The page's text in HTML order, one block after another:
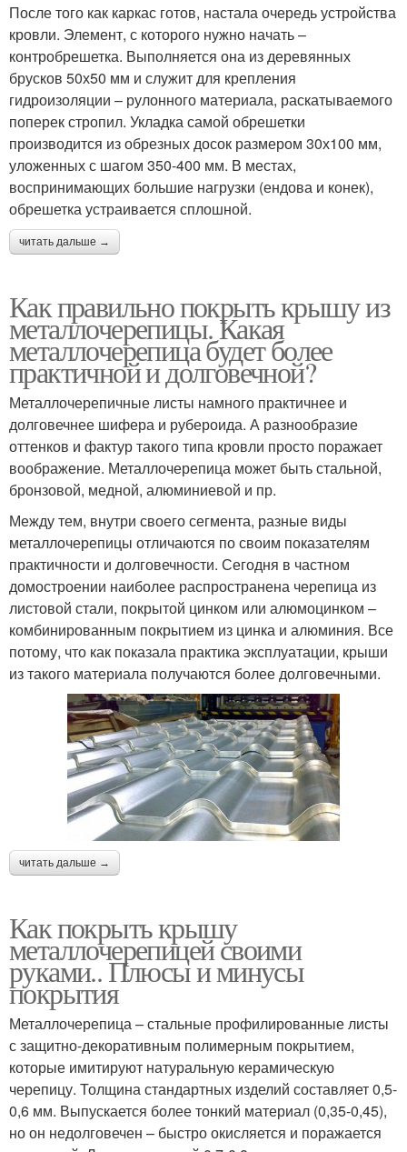
После того как каркас готов, настала очередь устройства
кровли. Элемент, с которого нужно начать –
контробрешетка. Выполняется она из деревянных
брусков 50х50 мм и служит для крепления
гидроизоляции – рулонного материала, раскатываемого
поперек стропил. Укладка самой обрешетки
производится из обрезных досок размером 30х100 мм,
уложенных с шагом 350-400 мм. В местах,
воспринимающих большие нагрузки (ендова и конек),
обрешетка устраивается сплошной.
читать дальше →
Как правильно покрыть крышу из
металлочерепицы. Какая
металлочерепица будет более
практичной и долговечной?
Металлочерепичные листы намного практичнее и
долговечнее шифера и рубероида. А разнообразие
оттенков и фактур такого типа кровли просто поражает
воображение. Металлочерепица может быть стальной,
бронзовой, медной, алюминиевой и пр.
Между тем, внутри своего сегмента, разные виды
металлочерепицы отличаются по своим показателям
практичности и долговечности. Сегодня в частном
домостроении наиболее распространена черепица из
листовой стали, покрытой цинком или алюмоцинком –
комбинированным покрытием из цинка и алюминия. Все
потому, что как показала практика эксплуатации, крыши
из такого материала получаются более долговечными.
читать дальше →
Как покрыть крышу
металлочерепицей своими
руками.. Плюсы и минусы
покрытия
Металлочерепица – стальные профилированные листы
с защитно-декоративным полимерным покрытием,
которые имитируют натуральную керамическую
черепицу. Толщина стандартных изделий составляет 0,5-
0,6 мм. Выпускается более тонкий материал (0,35-0,45),
но он недолговечен – быстро окисляется и поражается